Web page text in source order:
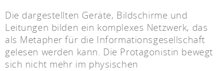
Die dargestellten Geräte, Bildschirme und
Leitungen bilden ein komplexes Netzwerk, das
als Metapher für die Informationsgesellschaft
gelesen werden kann. Die Protagonistin bewegt
sich nicht mehr im physischen